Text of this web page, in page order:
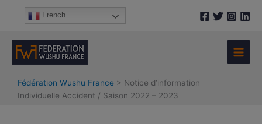
French
Fédération Wushu France > Notice d’information
Individuelle Accident / Saison 2022 – 2023